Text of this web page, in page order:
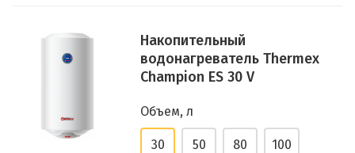
Накопительный
водонагреватель Thermex
Champion ES 30 V
Объем, л
30 50 80 100